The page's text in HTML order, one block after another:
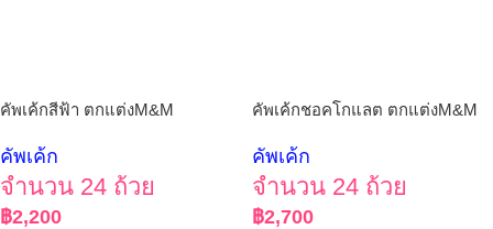
คัพเค้กสีฟ้า ตกแต่งM&M
คัพเค้ก
จำนวน 24 ถ้วย
฿2,200
คัพเค้กชอคโกแลต ตกแต่งM&M
คัพเค้ก
จำนวน 24 ถ้วย
฿2,700